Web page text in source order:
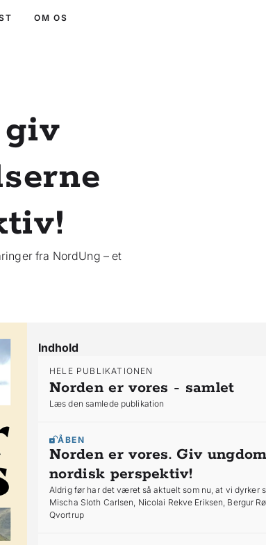
OM OS
fra NordUng – et
Indhold
HELE PUBLIKATIONEN
Norden er vores - samlet
Læs den samlede publikation
ÅBEN
Norden er vores. Giv
nordisk perspektiv!
Aldrig før har det været så aktuelt som nu, at vi dyrker
Mischa Sloth Carlsen, Nicolai Rekve Eriksen, Bergur
Qvortrup